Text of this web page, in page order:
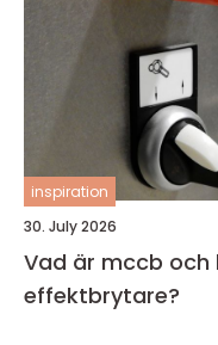
inspiration
30. July 2026
Vad är mccb och
effektbrytare?